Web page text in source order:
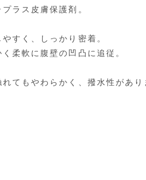
ラス皮膚保護剤。
すく、しっかり密着。
柔軟に腹壁の凹凸に追従。
てもやわらかく、撥水性があり